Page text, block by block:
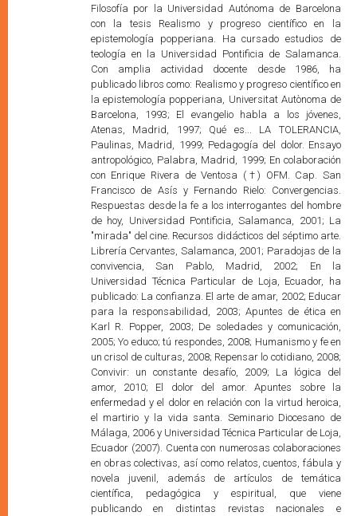
Filosofía por la Universidad Autónoma de Barcelona
con la tesis Realismo y progreso científico en la
epistemología popperiana. Ha cursado estudios de
teología en la Universidad Pontificia de Salamanca.
Con amplia actividad docente desde 1986, ha
publicado libros como: Realismo y progreso científico en
la epistemología popperiana, Universitat Autònoma de
Barcelona, 1993; El evangelio habla a los jóvenes,
Atenas, Madrid, 1997; Qué es... LA TOLERANCIA,
Paulinas, Madrid, 1999; Pedagogía del dolor. Ensayo
antropológico, Palabra, Madrid, 1999; En colaboración
con Enrique Rivera de Ventosa (†) OFM. Cap. San
Francisco de Asís y Fernando Rielo: Convergencias.
Respuestas desde la fe a los interrogantes del hombre
de hoy, Universidad Pontificia, Salamanca, 2001; La
"mirada" del cine. Recursos didácticos del séptimo arte.
Librería Cervantes, Salamanca, 2001; Paradojas de la
convivencia, San Pablo, Madrid, 2002; En la
Universidad Técnica Particular de Loja, Ecuador, ha
publicado: La confianza. El arte de amar, 2002; Educar
para la responsabilidad, 2003; Apuntes de ética en
Karl R. Popper, 2003; De soledades y comunicación,
2005; Yo educo; tú respondes, 2008; Humanismo y fe en
un crisol de culturas, 2008; Repensar lo cotidiano, 2008;
Convivir: un constante desafío, 2009; La lógica del
amor, 2010; El dolor del amor. Apuntes sobre la
enfermedad y el dolor en relación con la virtud heroica,
el martirio y la vida santa. Seminario Diocesano de
Málaga, 2006 y Universidad Técnica Particular de Loja,
Ecuador (2007). Cuenta con numerosas colaboraciones
en obras colectivas, así como relatos, cuentos, fábula y
novela juvenil, además de artículos de temática
científica, pedagógica y espiritual, que viene
publicando en distintas revistas nacionales e